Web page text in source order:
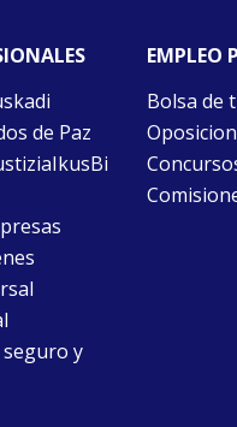
de Paz
seguro y
EMPLEO
Bolsa de